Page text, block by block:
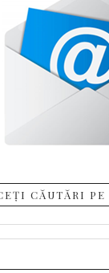
CĂUTĂRI PE